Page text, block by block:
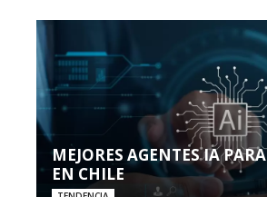
MEJORES AGENTES IA
EN CHILE